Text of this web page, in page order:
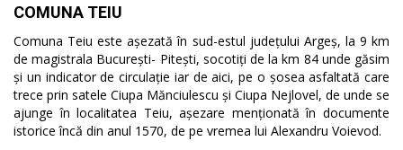
COMUNA TEIU
Comuna Teiu este așezată în sud-estul județului Argeș, la 9 km
de magistrala București- Pitești, socotiți de la km 84 unde găsim
și un indicator de circulație iar de aici, pe o șosea asfaltată care
trece prin satele Ciupa Mănciulescu și Ciupa Nejlovel, de unde se
ajunge în localitatea Teiu, așezare menționată în documente
istorice încă din anul 1570, de pe vremea lui Alexandru Voievod.